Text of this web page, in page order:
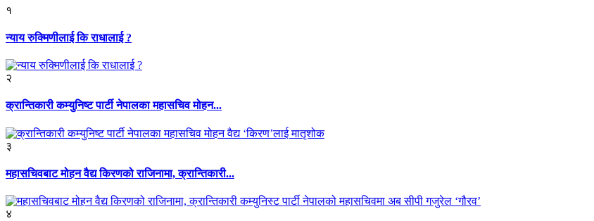
१
न्याय रुक्मिणीलाई कि राधालाई ?
२
क्रान्तिकारी कम्युनिष्ट पार्टी नेपालका महासचिव मोहन...
३
महासचिवबाट मोहन वैद्य किरणको राजिनामा, क्रान्तिकारी...
४